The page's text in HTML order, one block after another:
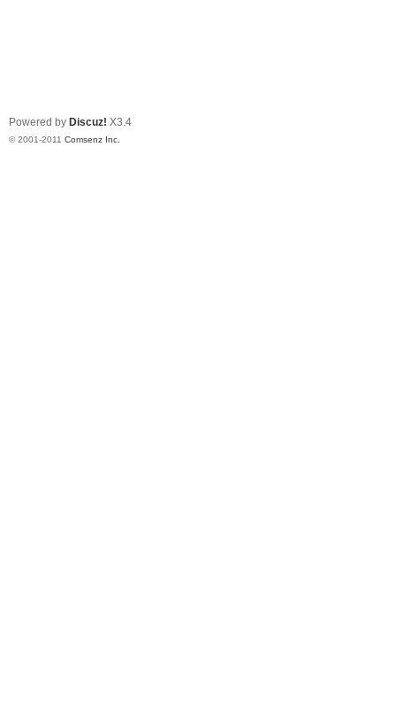
Powered by Discuz! X3.4
© 2001-2011 Comsenz Inc.